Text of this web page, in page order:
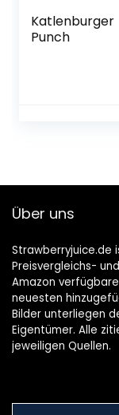
Katlenburger
Punch
Über uns
Strawberryjuice.de
Preisvergleichs-
Amazon
neuesten
Bilder unterliegen
Eigentümer. Alle
jeweiligen Quellen.